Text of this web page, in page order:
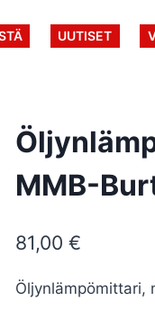
UUTISET
MMB-
81,00€
Öljynlämpömittari,